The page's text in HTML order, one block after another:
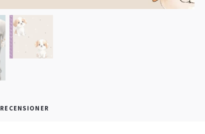
RECENSIONER